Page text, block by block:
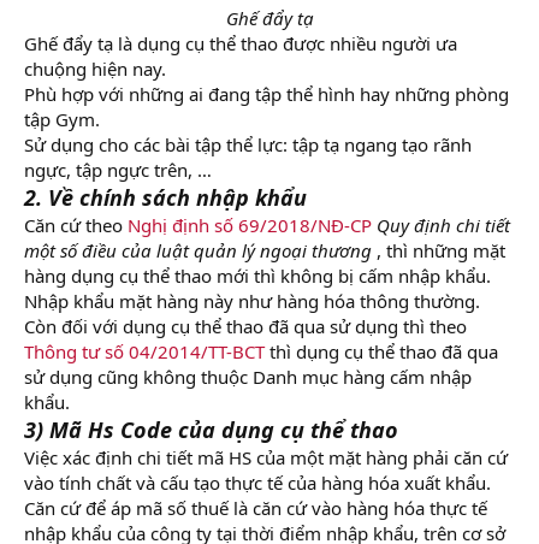
Ghế đẩy tạ
Ghế đẩy tạ là dụng cụ thể thao được nhiều người ưa
chuộng hiện nay.
Phù hợp với những ai đang tập thể hình hay những phòng
tập Gym.
Sử dụng cho các bài tập thể lực: tập tạ ngang tạo rãnh
ngực, tập ngực trên, …
2. Về chính sách nhập khẩu
Căn cứ theo Nghị định số 69/2018/NĐ-CP Quy định chi tiết
một số điều của luật quản lý ngoại thương , thì những mặt
hàng dụng cụ thể thao mới thì không bị cấm nhập khẩu.
Nhập khẩu mặt hàng này như hàng hóa thông thường.
Còn đối với dụng cụ thể thao đã qua sử dụng thì theo
Thông tư số 04/2014/TT-BCTthì dụng cụ thể thao đã qua
sử dụng cũng không thuộc Danh mục hàng cấm nhập
khẩu.
3) Mã Hs Code của dụng cụ thể thao
Việc xác định chi tiết mã HS của một mặt hàng phải căn cứ
vào tính chất và cấu tạo thực tế của hàng hóa xuất khẩu.
Căn cứ để áp mã số thuế là căn cứ vào hàng hóa thực tế
nhập khẩu của công ty tại thời điểm nhập khẩu, trên cơ sở